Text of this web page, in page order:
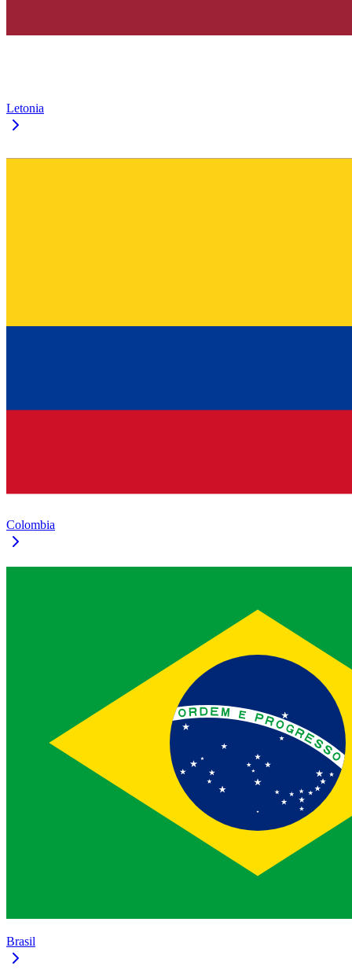
Letonia
Colombia
Brasil